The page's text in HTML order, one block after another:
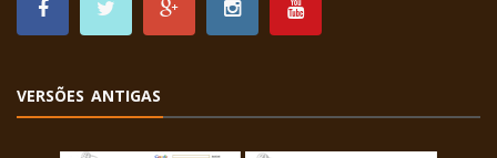
VERSÕES ANTIGAS